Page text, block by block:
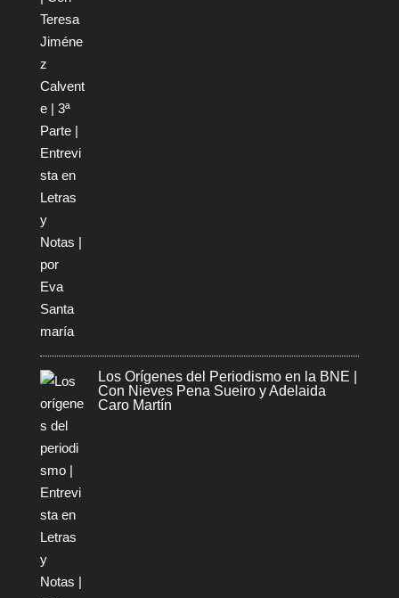
Los Orígenes del Periodismo en la BNE |
Con Nieves Pena Sueiro y Adelaida
Caro Martín